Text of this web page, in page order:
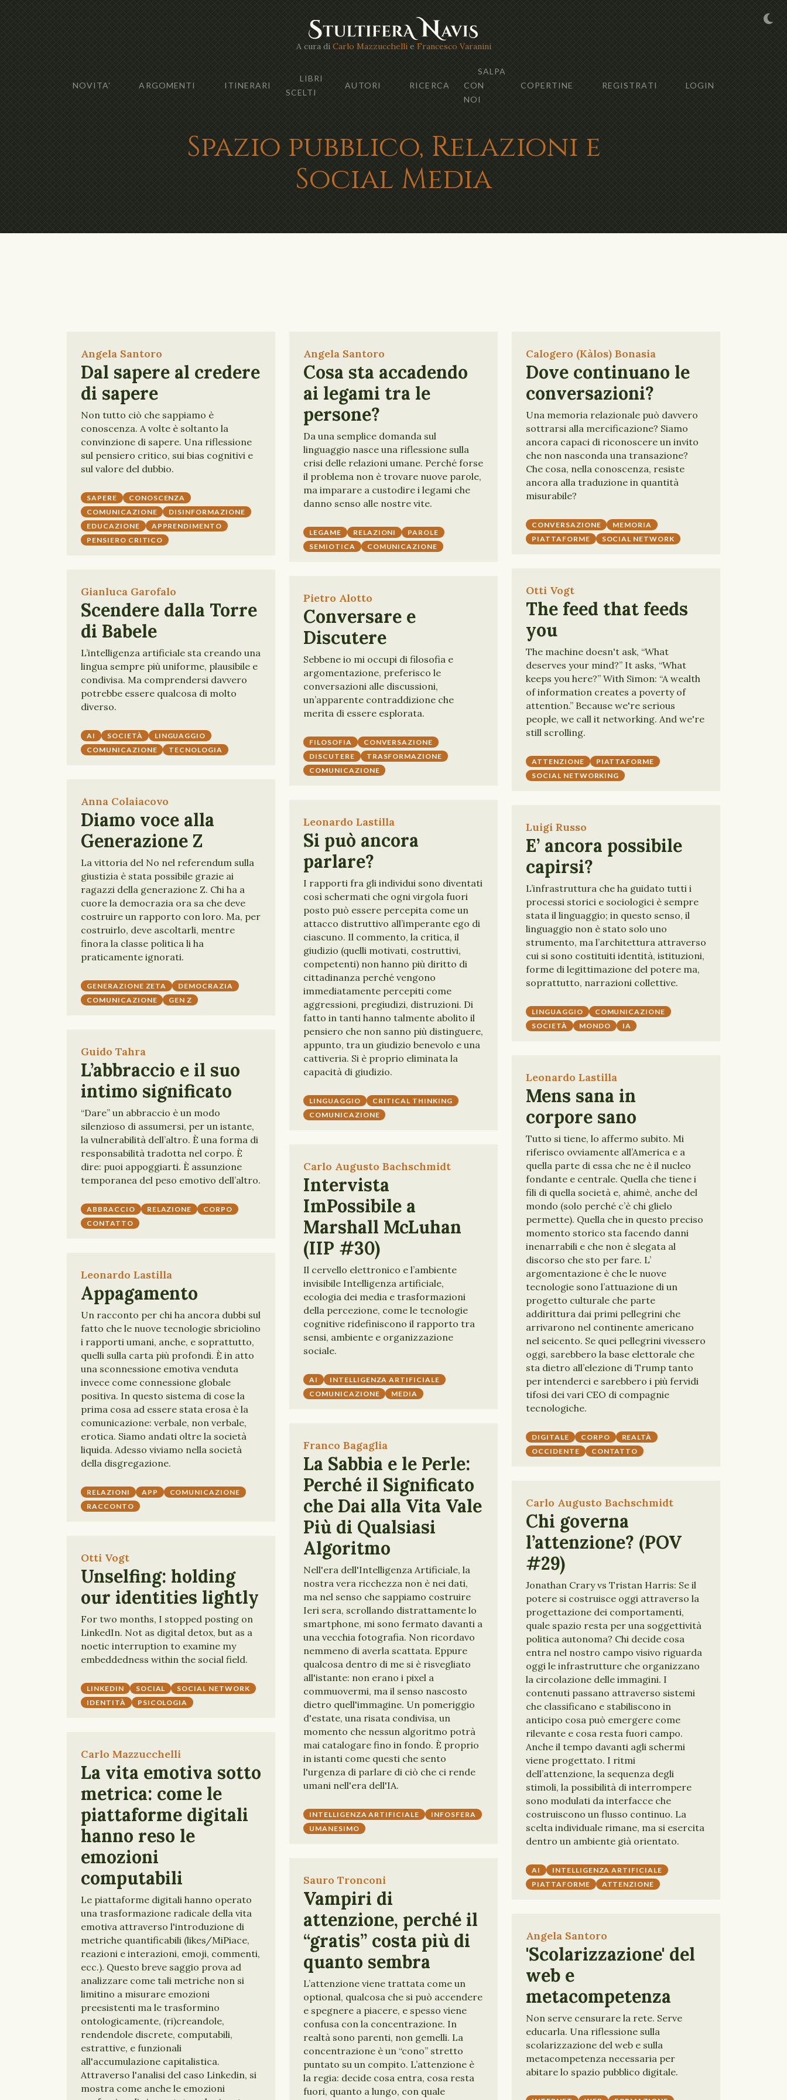
A cura di Carlo Mazzucchellie Francesco Varanini
NOVITA' ARGOMENTI ITINERARI
LIBRI
SCELTI
AUTORI RICERCA
SALPA
CON
NOI
COPERTINE REGISTRATI LOGIN
Spazio pubblico, Relazioni e
Social Media
Angela Santoro
Dal sapere al credere
di sapere
Non tutto ciò che sappiamo è
conoscenza. A volte è soltanto la
convinzione di sapere. Una riflessione
sul pensiero critico, sui bias cognitivi e
sul valore del dubbio.
SAPERE
CONOSCENZA
COMUNICAZIONE
DISINFORMAZIONE
EDUCAZIONE
APPRENDIMENTO
PENSIERO CRITICO
Angela Santoro
Cosa sta accadendo
ai legami tra le
persone?
Da una semplice domanda sul
linguaggio nasce una riflessione sulla
crisi delle relazioni umane. Perché forse
il problema non è trovare nuove parole,
ma imparare a custodire i legami che
danno senso alle nostre vite.
LEGAME RELAZIONI
PAROLE
SEMIOTICA
COMUNICAZIONE
Calogero (Kàlos) Bonasia
Dove continuano le
conversazioni?
Una memoria relazionale può davvero
sottrarsi alla mercificazione? Siamo
ancora capaci di riconoscere un invito
che non nasconda una transazione?
Che cosa, nella conoscenza, resiste
ancora alla traduzione in quantità
misurabile?
CONVERSAZIONE
MEMORIA
PIATTAFORME
SOCIAL NETWORK
Otti Vogt
The feed that feeds
you
The machine doesn't ask, “What
deserves your mind?” It asks, “What
keeps you here?” With Simon: “A wealth
of information creates a poverty of
attention.” Because we're serious
people, we call it networking. And we're
still scrolling.
ATTENZIONE
PIATTAFORME
SOCIAL NETWORKING
Gianluca Garofalo
Scendere dalla Torre
di Babele
L’intelligenza artificiale sta creando una
lingua sempre più uniforme, plausibile e
condivisa. Ma comprendersi davvero
potrebbe essere qualcosa di molto
diverso.
AI SOCIETÀ
LINGUAGGIO
COMUNICAZIONE
TECNOLOGIA
Pietro Alotto
Conversare e
Discutere
Sebbene io mi occupi di filosofia e
argomentazione, preferisco le
conversazioni alle discussioni,
un’apparente contraddizione che
merita di essere esplorata.
FILOSOFIA
CONVERSAZIONE
DISCUTERE
TRASFORMAZIONE
COMUNICAZIONE
Anna Colaiacovo
Diamo voce alla
Generazione Z
La vittoria del No nel referendum sulla
giustizia è stata possibile grazie ai
ragazzi della generazione Z. Chi ha a
cuore la democrazia ora sa che deve
costruire un rapporto con loro. Ma, per
costruirlo, deve ascoltarli, mentre
finora la classe politica li ha
praticamente ignorati.
GENERAZIONE ZETA
DEMOCRAZIA
COMUNICAZIONE
GEN Z
Leonardo Lastilla
Si può ancora
parlare?
I rapporti fra gli individui sono diventati
così schermati che ogni virgola fuori
posto può essere percepita come un
attacco distruttivo all’imperante ego di
ciascuno. Il commento, la critica, il
giudizio (quelli motivati, costruttivi,
competenti) non hanno più diritto di
cittadinanza perché vengono
immediatamente percepiti come
aggressioni, pregiudizi, distruzioni. Di
fatto in tanti hanno talmente abolito il
pensiero che non sanno più distinguere,
appunto, tra un giudizio benevolo e una
cattiveria. Si è proprio eliminata la
capacità di giudizio.
LINGUAGGIO
CRITICAL THINKING
COMUNICAZIONE
Luigi Russo
E’ ancora possibile
capirsi?
L’infrastruttura che ha guidato tutti i
processi storici e sociologici è sempre
stata il linguaggio; in questo senso, il
linguaggio non è stato solo uno
strumento, ma l’architettura attraverso
cui si sono costituiti identità, istituzioni,
forme di legittimazione del potere ma,
soprattutto, narrazioni collettive.
LINGUAGGIO
COMUNICAZIONE
SOCIETÀ
MONDO IA
Guido Tahra
L’abbraccio e il suo
intimo significato
“Dare” un abbraccio è un modo
silenzioso di assumersi, per un istante,
la vulnerabilità dell’altro. È una forma di
responsabilità tradotta nel corpo. È
dire: puoi appoggiarti. È assunzione
temporanea del peso emotivo dell’altro.
ABBRACCIO RELAZIONE
CORPO
CONTATTO
Leonardo Lastilla
Mens sana in
corpore sano
Tutto si tiene, lo affermo subito. Mi
riferisco ovviamente all’America e a
quella parte di essa che ne è il nucleo
fondante e centrale. Quella che tiene i
fili di quella società e, ahimè, anche del
mondo (solo perché c’è chi glielo
permette). Quella che in questo preciso
momento storico sta facendo danni
inenarrabili e che non è slegata al
discorso che sto per fare. L’
argomentazione è che le nuove
tecnologie sono l’attuazione di un
progetto culturale che parte
addirittura dai primi pellegrini che
arrivarono nel continente americano
nel seicento. Se quei pellegrini vivessero
oggi, sarebbero la base elettorale che
sta dietro all’elezione di Trump tanto
per intenderci e sarebbero i più fervidi
tifosi dei vari CEO di compagnie
tecnologiche.
DIGITALE CORPO
REALTÀ
OCCIDENTE
CONTATTO
Carlo Augusto Bachschmidt
Intervista
ImPossibile a
Marshall McLuhan
(IIP #30)
Il cervello elettronico e l’ambiente
invisibile Intelligenza artificiale,
ecologia dei media e trasformazioni
della percezione, come le tecnologie
cognitive ridefiniscono il rapporto tra
sensi, ambiente e organizzazione
sociale.
AI
INTELLIGENZA ARTIFICIALE
COMUNICAZIONE
MEDIA
Leonardo Lastilla
Appagamento
Un racconto per chi ha ancora dubbi sul
fatto che le nuove tecnologie sbriciolino
i rapporti umani, anche, e soprattutto,
quelli sulla carta più profondi. È in atto
una sconnessione emotiva venduta
invece come connessione globale
positiva. In questo sistema di cose la
prima cosa ad essere stata erosa è la
comunicazione: verbale, non verbale,
erotica. Siamo andati oltre la società
liquida. Adesso viviamo nella società
della disgregazione.
RELAZIONI APP
COMUNICAZIONE
RACCONTO
Franco Bagaglia
La Sabbia e le Perle:
Perché il Significato
che Dai alla Vita Vale
Più di Qualsiasi
Algoritmo
Nell'era dell'Intelligenza Artificiale, la
nostra vera ricchezza non è nei dati,
ma nel senso che sappiamo costruire
Ieri sera, scrollando distrattamente lo
smartphone, mi sono fermato davanti a
una vecchia fotografia. Non ricordavo
nemmeno di averla scattata. Eppure
qualcosa dentro di me si è risvegliato
all'istante: non erano i pixel a
commuovermi, ma il senso nascosto
dietro quell'immagine. Un pomeriggio
d'estate, una risata condivisa, un
momento che nessun algoritmo potrà
mai catalogare fino in fondo. È proprio
in istanti come questi che sento
l'urgenza di parlare di ciò che ci rende
umani nell'era dell'IA.
INTELLIGENZA ARTIFICIALE
INFOSFERA
UMANESIMO
Carlo Augusto Bachschmidt
Chi governa
l’attenzione? (POV
#29)
Jonathan Crary vs Tristan Harris: Se il
potere si costruisce oggi attraverso la
progettazione dei comportamenti,
quale spazio resta per una soggettività
politica autonoma? Chi decide cosa
entra nel nostro campo visivo riguarda
oggi le infrastrutture che organizzano
la circolazione delle immagini. I
contenuti passano attraverso sistemi
che classificano e stabiliscono in
anticipo cosa può emergere come
rilevante e cosa resta fuori campo.
Anche il tempo davanti agli schermi
viene progettato. I ritmi
dell’attenzione, la sequenza degli
stimoli, la possibilità di interrompere
sono modulati da interfacce che
costruiscono un flusso continuo. La
scelta individuale rimane, ma si esercita
dentro un ambiente già orientato.
AI
INTELLIGENZA ARTIFICIALE
PIATTAFORME
ATTENZIONE
Otti Vogt
Unselfing: holding
our identities lightly
For two months, I stopped posting on
LinkedIn. Not as digital detox, but as a
noetic interruption to examine my
embeddedness within the social field.
LINKEDIN SOCIAL
SOCIAL NETWORK
IDENTITÀ
PSICOLOGIA
Carlo Mazzucchelli
La vita emotiva sotto
metrica: come le
piattaforme digitali
hanno reso le
emozioni
computabili
Le piattaforme digitali hanno operato
una trasformazione radicale della vita
emotiva attraverso l'introduzione di
metriche quantificabili (likes/MiPiace,
reazioni e interazioni, emoji, commenti,
ecc.). Questo breve saggio prova ad
analizzare come tali metriche non si
limitino a misurare emozioni
preesistenti ma le trasformino
ontologicamente, (ri)creandole,
rendendole discrete, computabili,
estrattive, e funzionali
all'accumulazione capitalistica.
Attraverso l'analisi del caso Linkedin, si
mostra come anche le emozioni
Sauro Tronconi
Vampiri di
attenzione, perché il
“gratis” costa più di
quanto sembra
L’attenzione viene trattata come un
optional, qualcosa che si può accendere
e spegnere a piacere, e spesso viene
confusa con la concentrazione. In
realtà sono parenti, non gemelli. La
concentrazione è un “cono” stretto
puntato su un compito. L’attenzione è
la regia: decide cosa entra, cosa resta
fuori, quanto a lungo, con quale
Angela Santoro
'Scolarizzazione' del
web e
metacompetenza
Non serve censurare la rete. Serve
educarla. Una riflessione sulla
scolarizzazione del web e sulla
metacompetenza necessaria per
abitare lo spazio pubblico digitale.